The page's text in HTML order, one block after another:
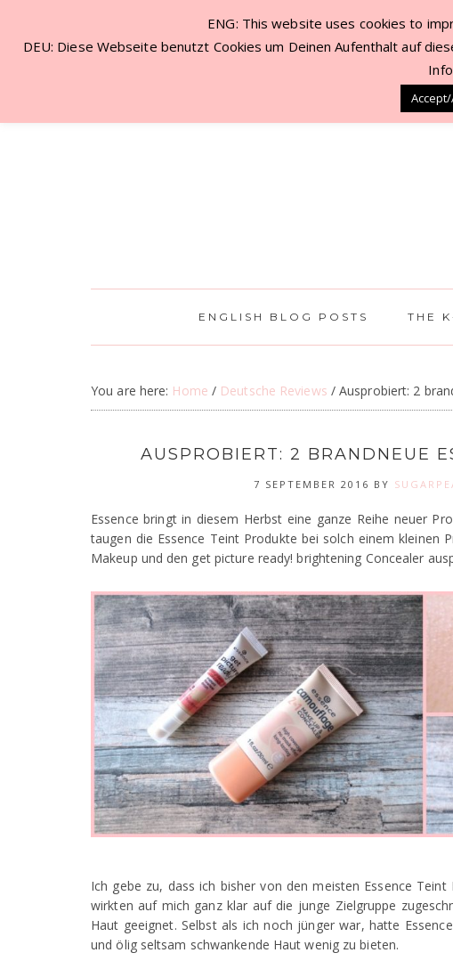
NEW VISITOR? START HERE! CONTACT
ENGLISH BLOG POSTS THE
You are here: Home / Deutsche Reviews /Ausprobiert: 2
AUSPROBIERT: 2 BRANDNEUE
7 SEPTEMBER 2016 BY
Essence bringt in diesem Herbst eine ganze Reihe neuer
taugen die Essence Teint Produkte bei solch einem kleinen
Makeup und den get picture ready! brightening Concealer
Ich gebe zu, dass ich bisher von den meisten Essence
wirkten auf mich ganz klar auf die junge Zielgruppe
Haut geeignet. Selbst als ich noch jünger war, hatte
und ölig seltsam schwankende Haut wenig zu bieten.
ENG: This website uses cookies to
DEU: Diese Webseite benutzt Cookies um Deinen Aufenthalt auf